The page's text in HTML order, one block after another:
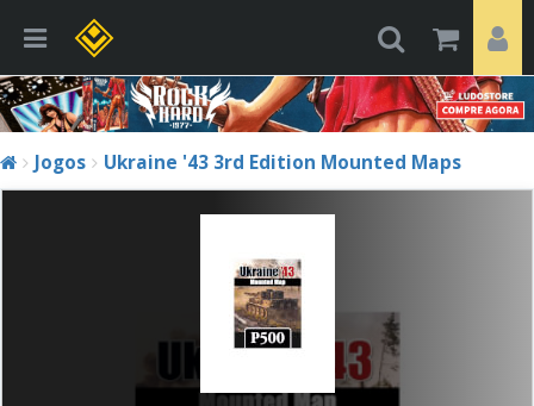
Jogos Ukraine '43 3rd Edition Mounted Maps